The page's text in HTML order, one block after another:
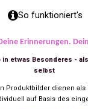
So funktioniert's
Erinnerungen.
in etwas Besonderes -
selbst
Produktbilder dienen
auf Basis des